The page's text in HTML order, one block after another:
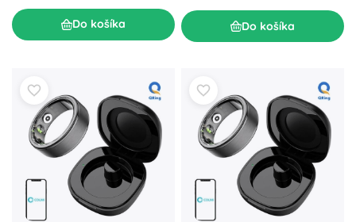
Do košíka Do košíka